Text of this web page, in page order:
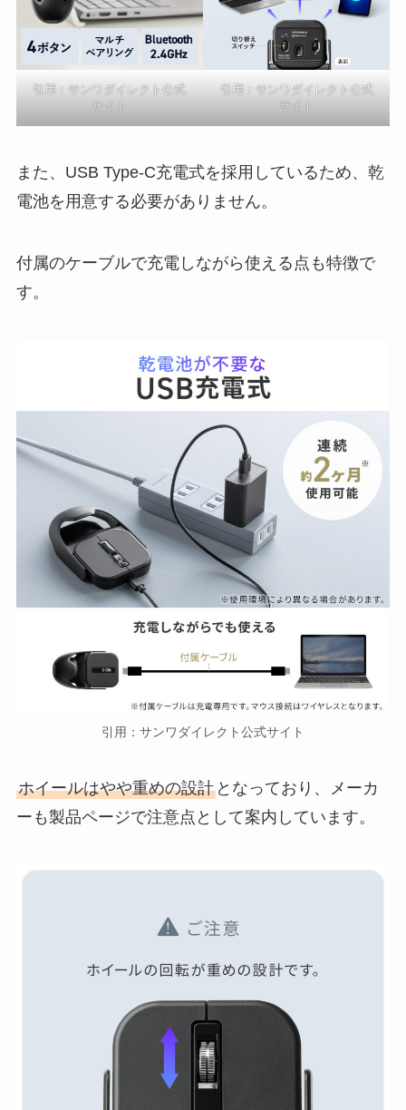
引用：サンワダイレクト公式
サイト
引用：サンワダイレクト公式
サイト
また、USB Type-C充電式を採用しているため、乾
電池を用意する必要がありません。
付属のケーブルで充電しながら使える点も特徴で
す。
引用：サンワダイレクト公式サイト
ホイールはやや重めの設計となっており、メーカ
ーも製品ページで注意点として案内しています。